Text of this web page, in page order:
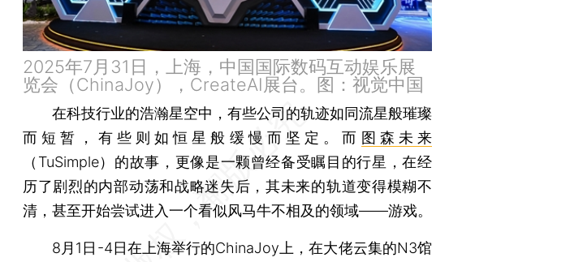
2025年7月31日，上海，中国国际数码互动娱乐展
览会（ChinaJoy），CreateAI展台。图：视觉中国
在科技行业的浩瀚星空中，有些公司的轨迹如同流星般璀璨
而短暂，有些则如恒星般缓慢而坚定。而 图森未来
（TuSimple）的故事，更像是一颗曾经备受瞩目的行星，在经
历了剧烈的内部动荡和战略迷失后，其未来的轨道变得模糊不
清，甚至开始尝试进入一个看似风马牛不相及的领域——游戏。
8月1日-4日在上海举行的ChinaJoy上，在大佬云集的N3馆